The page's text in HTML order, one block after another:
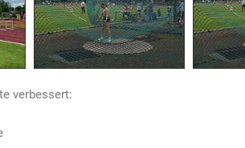
verbessert: